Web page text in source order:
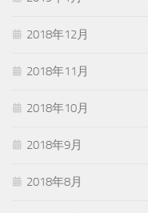
2018年12月
2018年11月
2018年10月
2018年9月
2018年8月